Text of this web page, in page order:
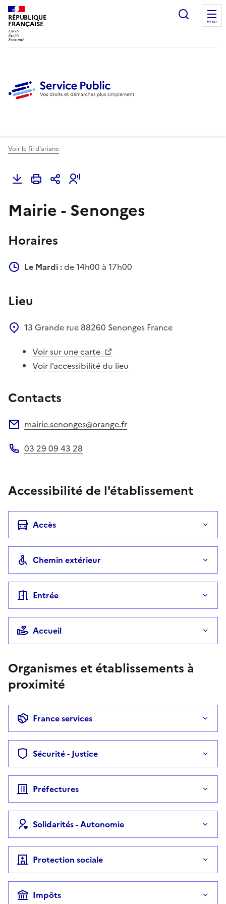
RÉPUBLIQUE
FRANÇAISE
Ouvrir
MENU
Voir le fil d'ariane
Mairie - Senonges
Horaires
Le Mardi :de 14h00 à 17h00
Lieu
13 Grande rue88260 Senonges France
Voir sur une carte
Voir l’accessibilité du lieu
Contacts
mairie.senonges@orange.fr
03 29 09 43 28
Accessibilité de l'établissement
Accès
Chemin extérieur
Entrée
Accueil
Organismes et établissements à
proximité
France services
Sécurité - Justice
Préfectures
Solidarités - Autonomie
Protection sociale
Impôts